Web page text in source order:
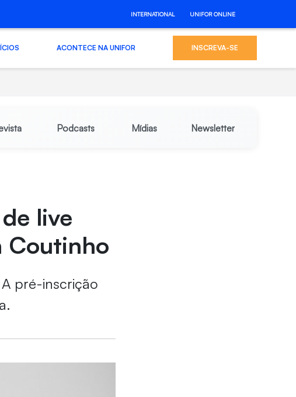
INTERNATIONAL UNIFOR ONLINE
ACONTECE NA UNIFOR INSCREVA-SE
Podcasts Mídias Newsletter
live
Coutinho
pré-inscrição